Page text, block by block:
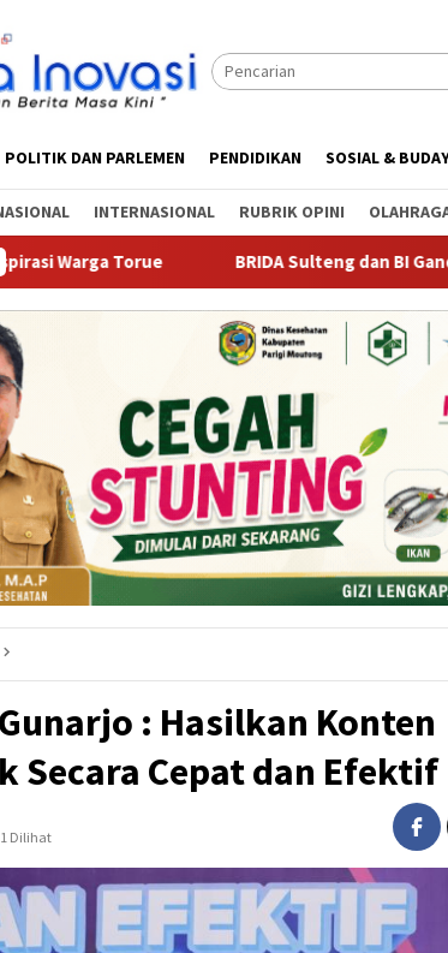
POLITIK DAN PARLEMEN PENDIDIKAN SOSIAL &
INTERNASIONAL RUBRIK OPINI
BRIDA Sulteng dan BI Gandeng Mahasiswa
: Hasilkan Konten
Secara Cepat dan Efektif
Dilihat